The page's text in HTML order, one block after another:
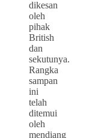
dikesan
oleh
pihak
British
dan
sekutunya.
Rangka
sampan
ini
telah
ditemui
oleh
mendiang